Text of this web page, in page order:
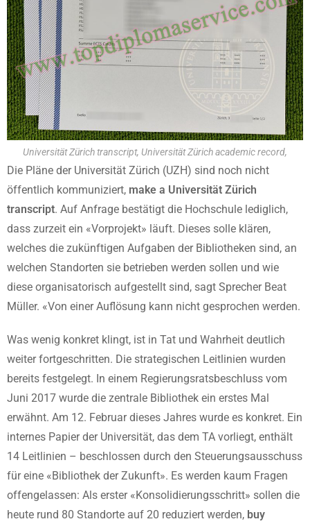
Universität Zürich transcript, Universität Zürich academic record,
Die Pläne der Universität Zürich (UZH) sind noch nicht
öffentlich kommuniziert, make a Universität Zürich
transcript. Auf Anfrage bestätigt die Hochschule lediglich,
dass zurzeit ein «Vorprojekt» läuft. Dieses solle klären,
welches die zukünftigen Aufgaben der Bibliotheken sind, an
welchen Standorten sie betrieben werden sollen und wie
diese organisatorisch aufgestellt sind, sagt Sprecher Beat
Müller. «Von einer Auflösung kann nicht gesprochen werden.
Was wenig konkret klingt, ist in Tat und Wahrheit deutlich
weiter fortgeschritten. Die strategischen Leitlinien wurden
bereits festgelegt. In einem Regierungsratsbeschluss vom
Juni 2017 wurde die zentrale Bibliothek ein erstes Mal
erwähnt. Am 12. Februar dieses Jahres wurde es konkret. Ein
internes Papier der Universität, das dem TA vorliegt, enthält
14 Leitlinien – beschlossen durch den Steuerungsausschuss
für eine «Bibliothek der Zukunft». Es werden kaum Fragen
offengelassen: Als erster «Konsolidierungsschritt» sollen die
heute rund 80 Standorte auf 20 reduziert werden, buy